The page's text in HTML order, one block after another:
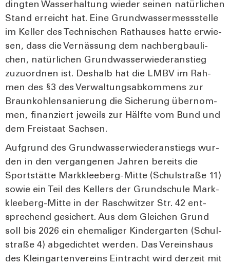
ding­ten Was­ser­hal­tung wie­der sei­nen natür­li­chen
Stand erreicht hat. Eine Grund­was­ser­mess­stel­le
im Kel­ler des Tech­ni­schen Rat­hau­ses hat­te erwie­
sen, dass die Vernäs­sung dem nach­berg­bau­li­
chen, natür­li­chen Grund­was­ser­wie­der­an­stieg
zuzu­ord­nen ist. Des­halb hat die LMBV im Rah­
men des §3 des Ver­wal­tungs­ab­kom­mens zur
Braun­koh­len­sa­nie­rung die Siche­rung über­nom­
men, finan­ziert jeweils zur Hälf­te vom Bund und
dem Frei­staat Sach­sen.
Auf­grund des Grund­was­ser­wie­der­an­stiegs wur­
den in den ver­gan­ge­nen Jah­ren bereits die
Sport­stät­te Mark­klee­berg-Mit­te (Schul­stra­ße 11)
sowie ein Teil des Kel­lers der Grund­schu­le Mark­
klee­berg-Mit­te in der Raschwit­zer Str. 42 ent­
spre­chend gesi­chert. Aus dem Glei­chen Grund
soll bis 2026 ein ehe­ma­li­ger Kin­der­gar­ten (Schul­
stra­ße 4) abge­dich­tet wer­den. Das Ver­eins­haus
des Klein­gar­ten­ver­eins Ein­tracht wird der­zeit mit